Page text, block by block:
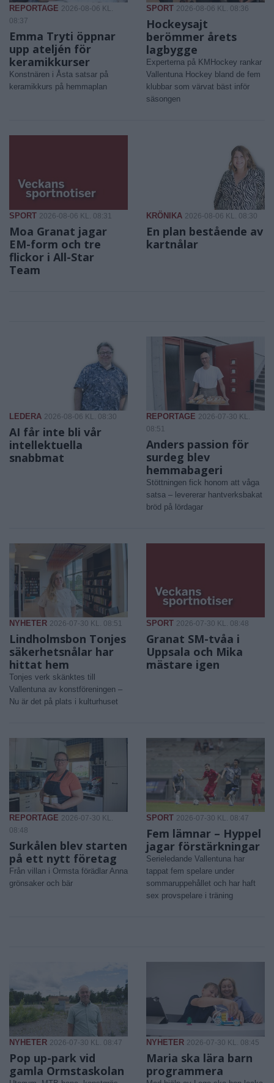
REPORTAGE 2026-08-06 KL.
08:37
Emma Tryti öppnar
upp ateljén för
keramikkurser
Konstnären i Åsta satsar på
keramikkurs på hemmaplan
SPORT 2026-08-06 KL. 08:36
Hockeysajt
berömmer årets
lagbygge
Experterna på KMHockey rankar
Vallentuna Hockey bland de fem
klubbar som värvat bäst inför
säsongen
SPORT 2026-08-06 KL. 08:31
Moa Granat jagar
EM-form och tre
flickor i All-Star
Team
KRÖNIKA 2026-08-06 KL. 08:30
En plan bestående av
kartnålar
LEDERA 2026-08-06 KL. 08:30
AI får inte bli vår
intellektuella
snabbmat
REPORTAGE 2026-07-30 KL.
08:51
Anders passion för
surdeg blev
hemmabageri
Stöttningen fick honom att våga
satsa – levererar hantverksbakat
bröd på lördagar
NYHETER 2026-07-30 KL. 08:51
Lindholmsbon Tonjes
säkerhetsnålar har
hittat hem
Tonjes verk skänktes till
Vallentuna av konstföreningen –
Nu är det på plats i kulturhuset
SPORT 2026-07-30 KL. 08:48
Granat SM-tvåa i
Uppsala och Mika
mästare igen
REPORTAGE 2026-07-30 KL.
08:48
Surkålen blev starten
på ett nytt företag
Från villan i Ormsta förädlar Anna
grönsaker och bär
SPORT 2026-07-30 KL. 08:47
Fem lämnar – Hyppel
jagar förstärkningar
Serieledande Vallentuna har
tappat fem spelare under
sommaruppehållet och har haft
sex provspelare i träning
NYHETER 2026-07-30 KL. 08:47
Pop up-park vid
gamla Ormstaskolan
NYHETER 2026-07-30 KL. 08:45
Maria ska lära barn
programmera